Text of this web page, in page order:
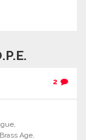
2
,
Brass Age,